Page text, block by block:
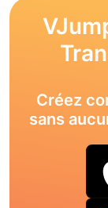
Créez
sans